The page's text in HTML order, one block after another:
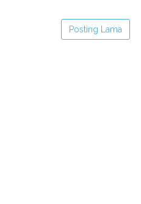
Posting Lama